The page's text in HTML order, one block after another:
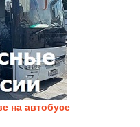
на автобусе